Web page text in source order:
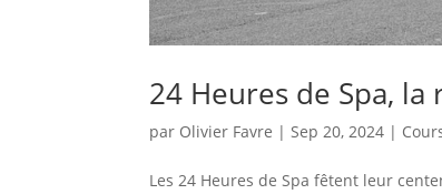
24 Heures de Spa, la
par Olivier Favre |Sep 20, 2024 |
Les 24 Heures de Spa fêtent leur